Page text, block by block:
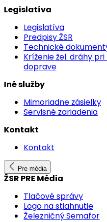
Legislatíva
Legislatíva
Predpisy ŽSR
Technické
Kríženie žel. dráhy
doprave
Iné služby
Mimoriadne zásielky
Servisné zariadenia
Kontakt
Kontakt
Pre média
ŽSR PRE Média
Tlačové správy
Logo na stiahnutie
Železničný Semafor